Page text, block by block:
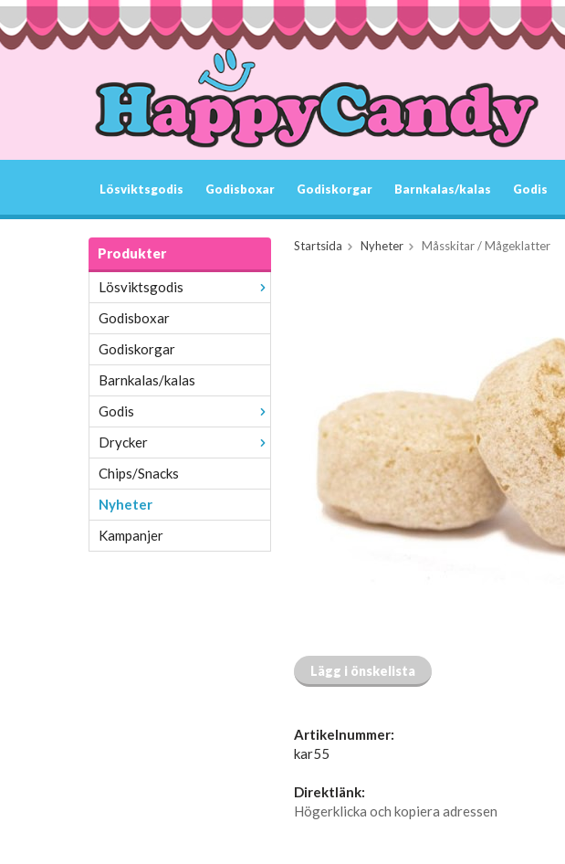
Lösviktsgodis Godisboxar Godiskorgar Barnkalas/kalas Godis
Produkter
Lösviktsgodis
Godisboxar
Godiskorgar
Barnkalas/kalas
Godis
Drycker
Chips/Snacks
Nyheter
Kampanjer
Startsida Nyheter Måsskitar / Mågeklatter
Lägg i önskelista
Artikelnummer:
kar55
Direktlänk:
Högerklicka och kopiera adressen